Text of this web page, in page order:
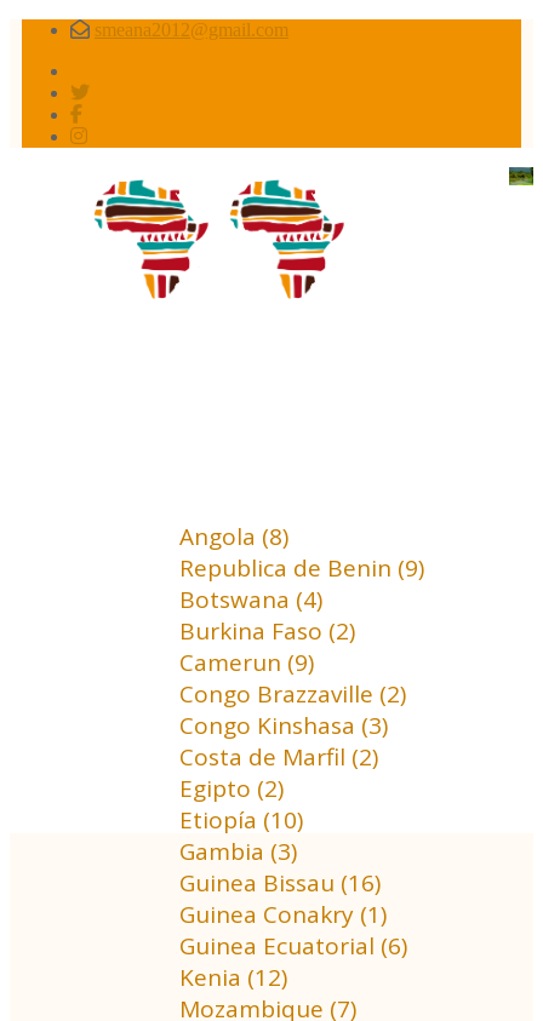
smeana2012@gmail.com
Angola (8)
Republica de Benin (9)
Botswana (4)
Burkina Faso (2)
Camerun (9)
Congo Brazzaville (2)
Congo Kinshasa (3)
Costa de Marfil (2)
Egipto (2)
Etiopía (10)
Gambia (3)
Guinea Bissau (16)
Guinea Conakry (1)
Guinea Ecuatorial (6)
Kenia (12)
Mozambique (7)